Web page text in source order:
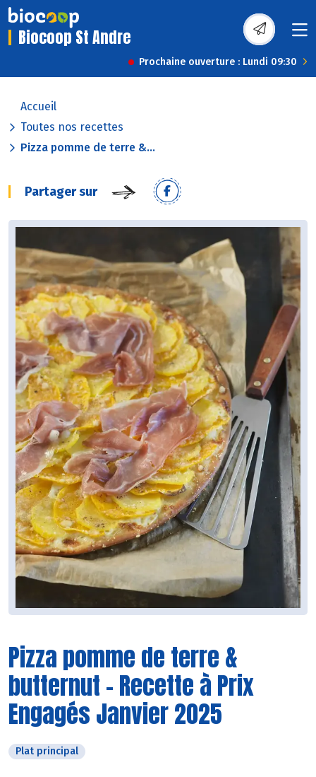
Biocoop St Andre
Prochaine ouverture : Lundi 09:30
Accueil
Toutes nos recettes
Pizza pomme de terre &...
Partager sur
Pizza pomme de terre &
butternut - Recette à Prix
Engagés Janvier 2025
Plat principal